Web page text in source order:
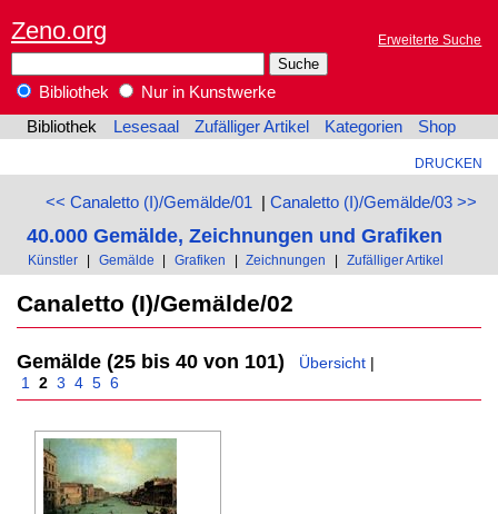
Zeno.org Erweiterte Suche
Bibliothek
Nur in Kunstwerke
Bibliothek
Lesesaal Zufälliger Artikel Kategorien Shop
DRUCKEN
<< Canaletto (I)/Gemälde/01 | Canaletto (I)/Gemälde/03 >>
40.000 Gemälde, Zeichnungen und Grafiken
Künstler | Gemälde | Grafiken | Zeichnungen | Zufälliger Artikel
Canaletto (I)/Gemälde/02
Gemälde (25 bis 40 von 101) Übersicht |
1
2 3 4 5 6